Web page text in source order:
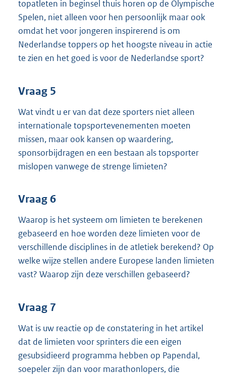
topatleten in beginsel thuis horen op de Olympische
Spelen, niet alleen voor hen persoonlijk maar ook
omdat het voor jongeren inspirerend is om
Nederlandse toppers op het hoogste niveau in actie
te zien en het goed is voor de Nederlandse sport?
Vraag 5
Wat vindt u er van dat deze sporters niet alleen
internationale topsportevenementen moeten
missen, maar ook kansen op waardering,
sponsorbijdragen en een bestaan als topsporter
mislopen vanwege de strenge limieten?
Vraag 6
Waarop is het systeem om limieten te berekenen
gebaseerd en hoe worden deze limieten voor de
verschillende disciplines in de atletiek berekend? Op
welke wijze stellen andere Europese landen limieten
vast? Waarop zijn deze verschillen gebaseerd?
Vraag 7
Wat is uw reactie op de constatering in het artikel
dat de limieten voor sprinters die een eigen
gesubsidieerd programma hebben op Papendal,
soepeler zijn dan voor marathonlopers, die